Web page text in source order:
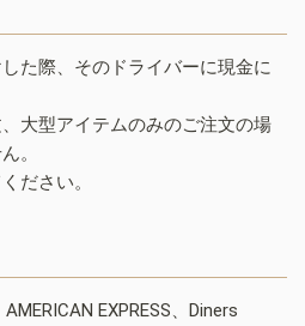
た際、そのドライバーに現金に
大型アイテムのみのご注文の場
。
ださい。
EXPRESS、Diners